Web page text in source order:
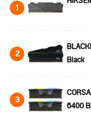
1
2
Black
3
6400